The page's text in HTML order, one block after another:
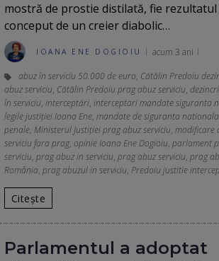
mostră de prostie distilată, fie
conceput de un creier diabolic…
IOANA ENE DOGIOIU acum 3 ani
abuz în serviciu 50.000 de euro, Cătălin Predoiu
abuz serviciu, Cătălin Predoiu prag abuz serviciu,
în serviciu, interceptări, interceptari mandate siguranta
legile justiţiei Ioana Ene, mandate de siguranta
penale, Ministerul Justiției prag abuz serviciu, modificare
serviciu fara prag, opinie Ioana Ene Dogioiu, parlament
serviciu, prag abuz in serviciu, prag abuz serviciu, prag
România, prag abuzul in serviciu, Predoiu justitie
Citește
Parlamentul a adoptat